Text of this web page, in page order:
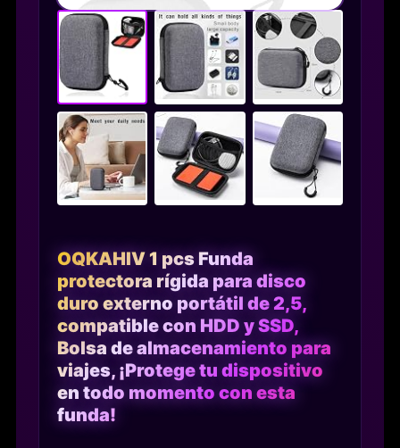
OQKAHIV 1 pcs Funda
protectora rígida para disco
duro externo portátil de 2,5,
compatible con HDD y SSD,
Bolsa de almacenamiento para
viajes, ¡Protege tu dispositivo
en todo momento con esta
funda!